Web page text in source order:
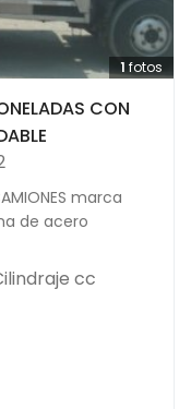
1 fotos
CON
marca
de acero
cc